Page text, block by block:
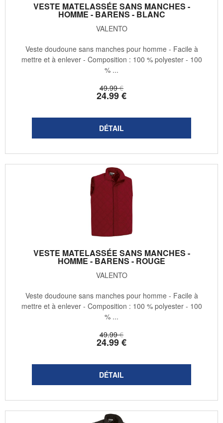
VESTE MATELASSÉE SANS MANCHES -
HOMME - BARENS - BLANC
VALENTO
49.99 €
24.99€
Veste doudoune sans manches pour homme - Facile à
mettre et à enlever - Composition : 100 % polyester - 100
% ...
VESTE MATELASSÉE SANS MANCHES -
HOMME - BARENS - ROUGE
VALENTO
49.99 €
24.99€
Veste doudoune sans manches pour homme - Facile à
mettre et à enlever - Composition : 100 % polyester - 100
% ...